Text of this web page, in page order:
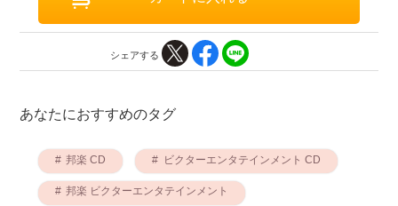
シェアする
あなたにおすすめのタグ
邦楽 CD ビクターエンタテインメント CD
邦楽 ビクターエンタテインメント